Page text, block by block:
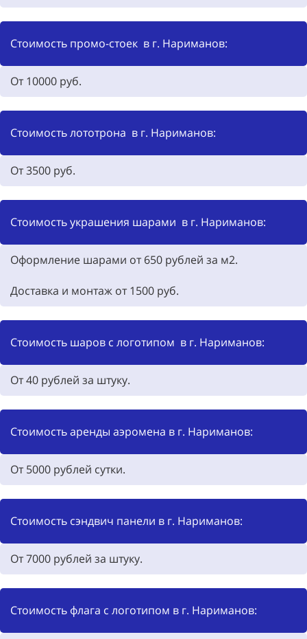
Стоимость промо-стоек в г. Нариманов:
От 10000 руб.
Стоимость лототрона в г. Нариманов:
От 3500 руб.
Стоимость украшения шарами в г. Нариманов:
Оформление шарами от 650 рублей за м2.
Доставка и монтаж от 1500 руб.
Стоимость шаров с логотипом в г. Нариманов:
От 40 рублей за штуку.
Стоимость аренды аэромена в г. Нариманов:
От 5000 рублей сутки.
Стоимость сэндвич панели в г. Нариманов:
От7000 рублей за штуку.
Стоимость флага с логотипом в г. Нариманов: